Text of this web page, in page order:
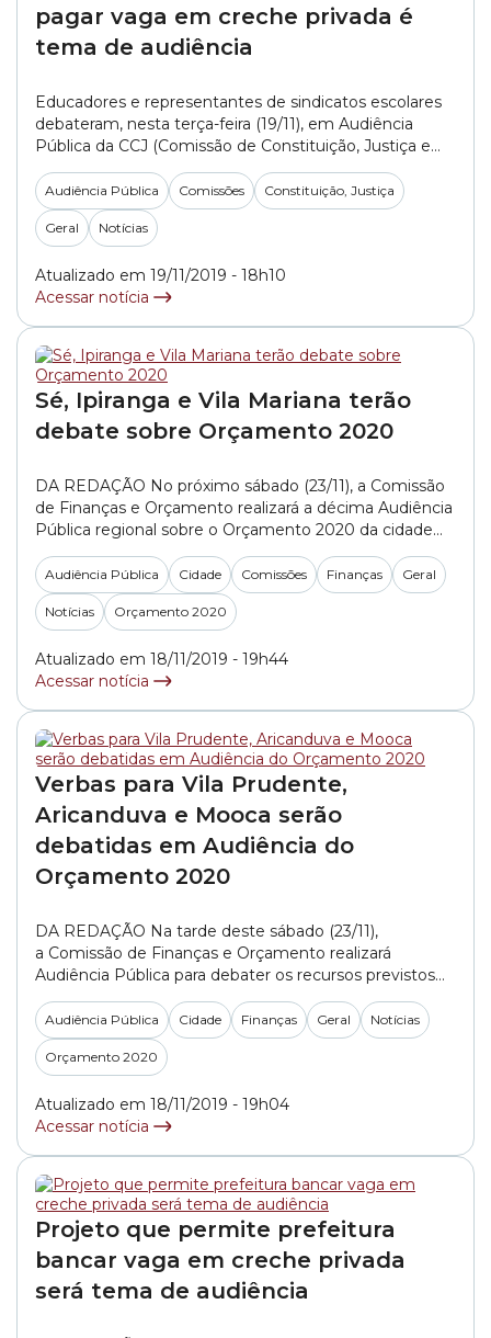
pagar vaga em creche privada é
tema de audiência
Educadores e representantes de sindicatos escolares
debateram, nesta terça-feira (19/11), em Audiência
Pública da CCJ (Comissão de Constituição, Justiça e
Legislação Participativa), o PL (Projeto de Lei)
240/2018, do vereador Rinaldi Digilio
(REPUBLICANOS), que propõe a criação do Programa
Educação Infantil para Todos. O projeto autoriza a
Prefeitura de... »
Audiência Pública Comissões Constituição, Justiça
Geral Notícias
Atualizado em 19/11/2019 - 18h10
Acessar notícia
Sé, Ipiranga e Vila Mariana terão
debate sobre Orçamento 2020
DA REDAÇÃO No próximo sábado (23/11), a Comissão
de Finanças e Orçamento realizará a décima Audiência
Pública regional sobre o Orçamento 2020 da cidade
de São Paulo. No evento, serão apresentados e
discutidos os recursos previstos para as subprefeituras
Sé, Ipiranga e Vila Mariana. O PL (Projeto de Lei)
647/2019, de autoria do Executivo, estima as receitas...
Audiência Pública Cidade Comissões Finanças Geral
Notícias Orçamento 2020
Atualizado em 18/11/2019 - 19h44
Acessar notícia
Verbas para Vila Prudente,
Aricanduva e Mooca serão
debatidas em Audiência do
Orçamento 2020
DA REDAÇÃO Na tarde deste sábado (23/11),
a Comissão de Finanças e Orçamento realizará
Audiência Pública para debater os recursos previstos
para as subprefeituras de Vila Prudente, Aricanduva e
Mooca, na zona Leste. Será debatida a proposta de
orçamento municipal para 2020, a LOA (Lei
Orçamentária Anual). A Comissão de Finanças e
Audiência Pública Cidade Finanças Geral Notícias
Orçamento 2020
Atualizado em 18/11/2019 - 19h04
Acessar notícia
Projeto que permite prefeitura
bancar vaga em creche privada
será tema de audiência